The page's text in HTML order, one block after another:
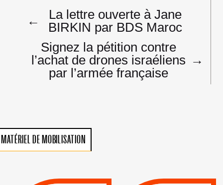
Navigation
de
l’article
←
La lettre ouverte à Jane
BIRKIN par BDS Maroc
Signez la pétition contre
l’achat de drones israéliens
par l’armée française
→
MATÉRIEL DE MOBILISATION